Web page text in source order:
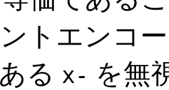
トエンコ
る x- を無